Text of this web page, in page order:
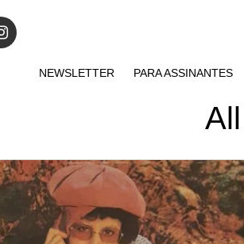
NEWSLETTER PARA ASSINANTES